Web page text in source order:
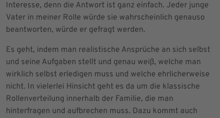
Interesse, denn die Antwort ist ganz einfach. Jeder junge
Vater in meiner Rolle würde sie wahrscheinlich genauso
beantworten, würde er gefragt werden.
Es geht, indem man realistische Ansprüche an sich selbst
und seine Aufgaben stellt und genau weiß, welche man
wirklich selbst erledigen muss und welche ehrlicherweise
nicht. In vielerlei Hinsicht geht es da um die klassische
Rollenverteilung innerhalb der Familie, die man
hinterfragen und aufbrechen muss. Dazu kommt auch